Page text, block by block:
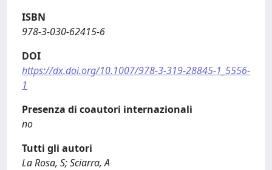
ISBN
978-3-030-62415-6
DOI
https://dx.doi.org/10.1007/978-3-319-28845-1_5556-
1
Presenza di coautori internazionali
no
Tutti gli autori
La Rosa, S; Sciarra, A